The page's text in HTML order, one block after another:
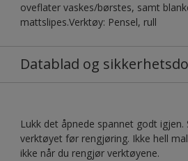
oveflater vaskes/børstes, samt
mattslipes.Verktøy: Pensel, rull
Datablad og
Lukk det åpnede spannet godt
verktøyet før rengjøring. Ikke hell
ikke når du rengjør verktøyene.